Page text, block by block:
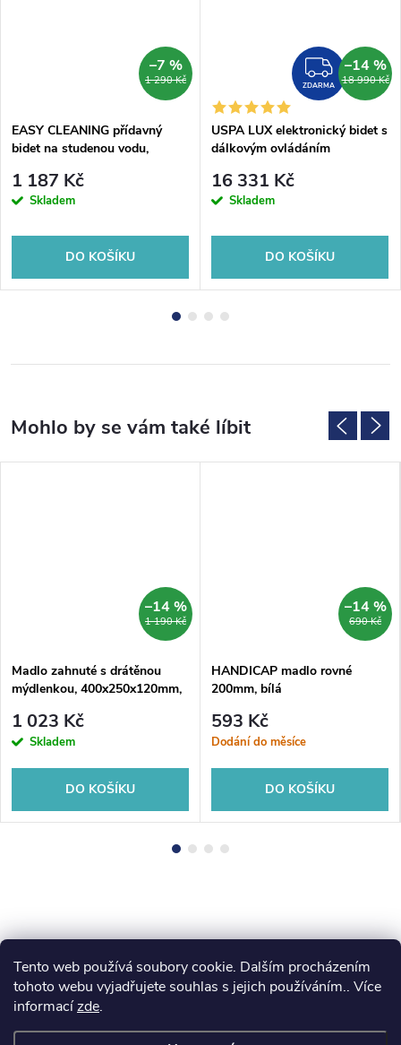
Tento web používá soubory cookie. Dalším procházením
tohoto webu vyjadřujete souhlas s jejich používáním.. Více
informacízde.
1 290 Kč
–7 %
EASY CLEANING přídavný
bidet na studenou vodu,
1 187 Kč
Skladem
DO KOŠÍKU
ZDARMA 18 990 Kč
–14 %
USPA LUX elektronický bidet s
dálkovým ovládáním
16 331 Kč
Skladem
DO KOŠÍKU
1 190 Kč
–14 %
Madlo zahnuté s drátěnou
mýdlenkou, 400x250x120mm,
1 023 Kč
Skladem
DO KOŠÍKU
690 Kč
–14 %
HANDICAP madlo rovné
200mm, bílá
593 Kč
Dodání do měsíce
DO KOŠÍKU
Z
á
koupelny-sanita.cz kupelne-online.sk